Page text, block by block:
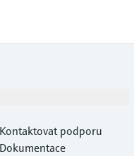
Kontaktovat podporu
Dokumentace